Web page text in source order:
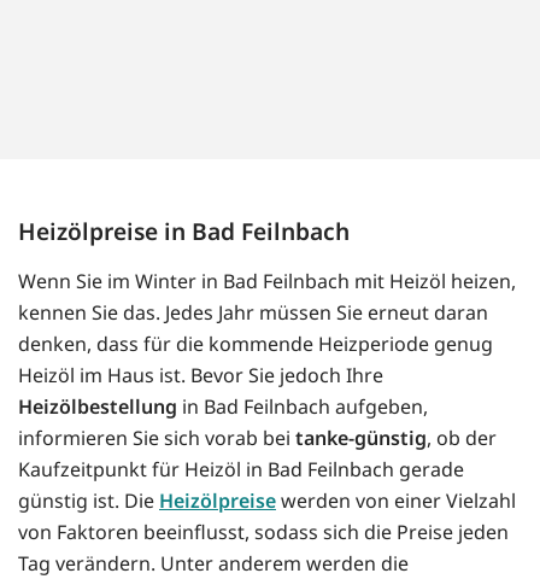
Heizölpreise in Bad Feilnbach
Wenn Sie im Winter in Bad Feilnbach mit Heizöl heizen,
kennen Sie das. Jedes Jahr müssen Sie erneut daran
denken, dass für die kommende Heizperiode genug
Heizöl im Haus ist. Bevor Sie jedoch Ihre
Heizölbestellung in Bad Feilnbach aufgeben,
informieren Sie sich vorab bei tanke-günstig, ob der
Kaufzeitpunkt für Heizöl in Bad Feilnbach gerade
günstig ist. Die Heizölpreisewerden von einer Vielzahl
von Faktoren beeinflusst, sodass sich die Preise jeden
Tag verändern. Unter anderem werden die